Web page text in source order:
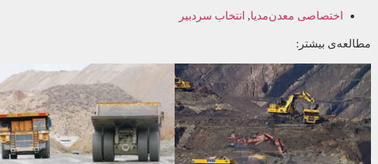
اختصاصی معدن‌مدیا, انتخاب سردبیر
مطالعه‌ی بیشتر: